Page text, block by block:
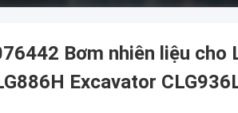
Bơm nhiên liệu cho
Excavator